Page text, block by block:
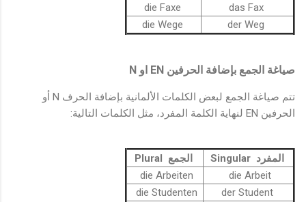
das Fax
صياغة الجمع بإضافة الحرفين EN او N
تتم صياغة الجمع لبعض الكلمات الألمانية بإضافة الحرف N أو
الحرفين EN لنهاية الكلمة المفرد، مثل الكلمات التالية:
المفرد Singular
الجمع Plural
die Arbeit
die Arbeiten
der Student
die Studenten